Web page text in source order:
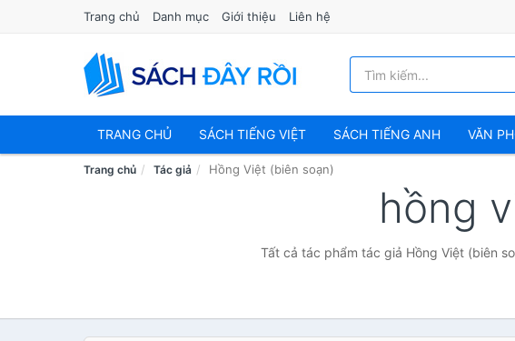
Trang chủ Danh mục Giới thiệu Liên hệ
TRANG CHỦ SÁCH TIẾNG VIỆT SÁCH TIẾNG ANH VĂN
Trang chủ Tác giả Hồng Việt (biên soạn)
hồng
Tất cả tác phẩm tác giả Hồng Việt (biên